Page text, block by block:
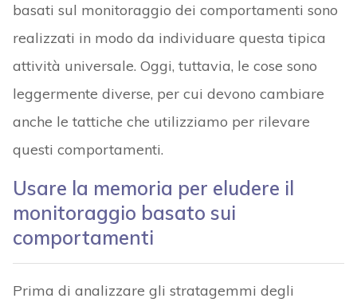
basati sul monitoraggio dei comportamenti sono
realizzati in modo da individuare questa tipica
attività universale. Oggi, tuttavia, le cose sono
leggermente diverse, per cui devono cambiare
anche le tattiche che utilizziamo per rilevare
questi comportamenti.
Usare la memoria per eludere il
monitoraggio basato sui
comportamenti
Prima di analizzare gli stratagemmi degli